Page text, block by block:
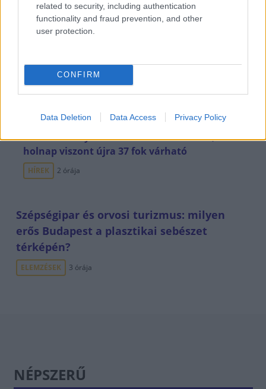
related to security, including authentication
functionality and fraud prevention, and other
user protection.
CONFIRM
Data Deletion Data Access Privacy Policy
Zavartalan nyári időnk lesz 29-35 fokkal,
holnap viszont újra 37 fok várható
HÍREK 2 órája
Szépségipar és orvosi turizmus: milyen
erős Budapest a plasztikai sebészet
térképén?
ELEMZÉSEK 3 órája
NÉPSZERŰ